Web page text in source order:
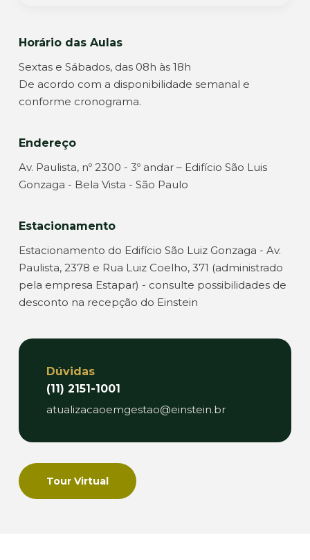
Horário das Aulas
Sextas e Sábados, das 08h às 18h
De acordo com a disponibilidade semanal e
conforme cronograma.
Endereço
Av. Paulista, nº 2300 - 3º andar – Edifício São Luis
Gonzaga - Bela Vista - São Paulo
Estacionamento
Estacionamento do Edifício São Luiz Gonzaga - Av.
Paulista, 2378 e Rua Luiz Coelho, 371 (administrado
pela empresa Estapar) - consulte possibilidades de
desconto na recepção do Einstein
Dúvidas
(11) 2151-1001
atualizacaoemgestao@einstein.br
Tour Virtual